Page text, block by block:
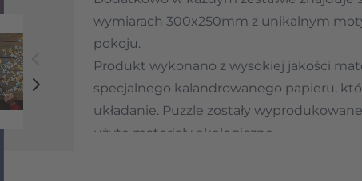
View larger image
wymiarach 300x250mm z unikalnym
pokoju.
Produkt wykonano z wysokiej jakości
specjalnego kalandrowanego papieru,
układanie. Puzzle zostały
użyte materiały ekologiczne.